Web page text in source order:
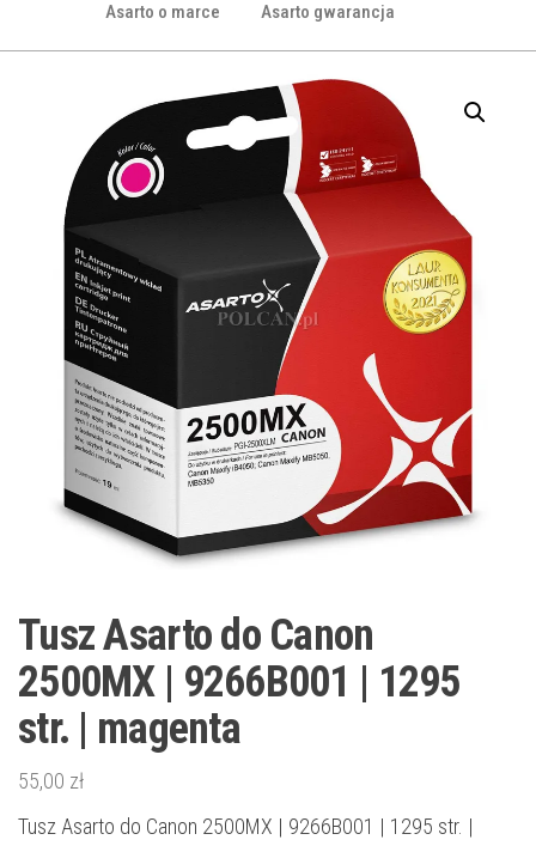
Asarto o marce Asarto gwarancja
Tusz Asarto do Canon
2500MX | 9266B001 | 1295
str. | magenta
55,00 zł
Tusz Asarto do Canon 2500MX | 9266B001 | 1295 str. |